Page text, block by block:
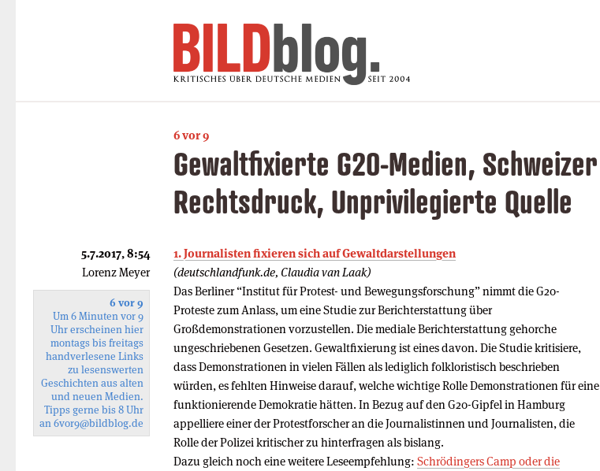
6 vor 9
Gewaltfixierte G20-Medien, Schweizer
Rechtsdruck, Unprivilegierte Quelle
1. Journalisten fixieren sich auf Gewaltdarstellungen
(deutschlandfunk.de, Claudia van Laak)
Das Berliner “Institut für Protest- und Bewegungsforschung” nimmt die G20-
Proteste zum Anlass, um eine Studie zur Berichterstattung über
Großdemonstrationen vorzustellen. Die mediale Berichterstattung gehorche
ungeschriebenen Gesetzen. Gewaltfixierung ist eines davon. Die Studie kritisiere,
dass Demonstrationen in vielen Fällen als lediglich folkloristisch beschrieben
würden, es fehlten Hinweise darauf, welche wichtige Rolle Demonstrationen für eine
funktionierende Demokratie hätten. In Bezug auf den G20-Gipfel in Hamburg
appelliere einer der Protestforscher an die Journalistinnen und Journalisten, die
Rolle der Polizei kritischer zu hinterfragen als bislang.
Dazu gleich noch eine weitere Leseempfehlung: Schrödingers Camp oder die
5.7.2017, 8:54
Lorenz Meyer
6 vor 9
Um 6 Minuten vor 9
Uhr erscheinen hier
montags bis freitags
handverlesene Links
zu lesenswerten
Geschichten aus alten
und neuen Medien.
Tipps gerne bis 8 Uhr
an6vor9@bildblog.de